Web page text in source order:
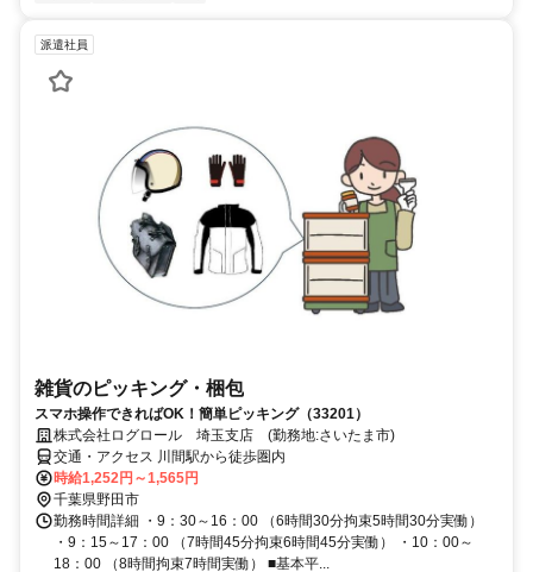
派遣社員
雑貨のピッキング・梱包
スマホ操作できればOK！簡単ピッキング（33201）
株式会社ログロール 埼玉支店 (勤務地:さいたま市)
交通・アクセス 川間駅から徒歩圏内
時給1,252円～1,565円
千葉県野田市
勤務時間詳細 ・9：30～16：00 （6時間30分拘束5時間30分実働）
・9：15～17：00 （7時間45分拘束6時間45分実働） ・10：00～
18：00 （8時間拘束7時間実働） ■基本平...